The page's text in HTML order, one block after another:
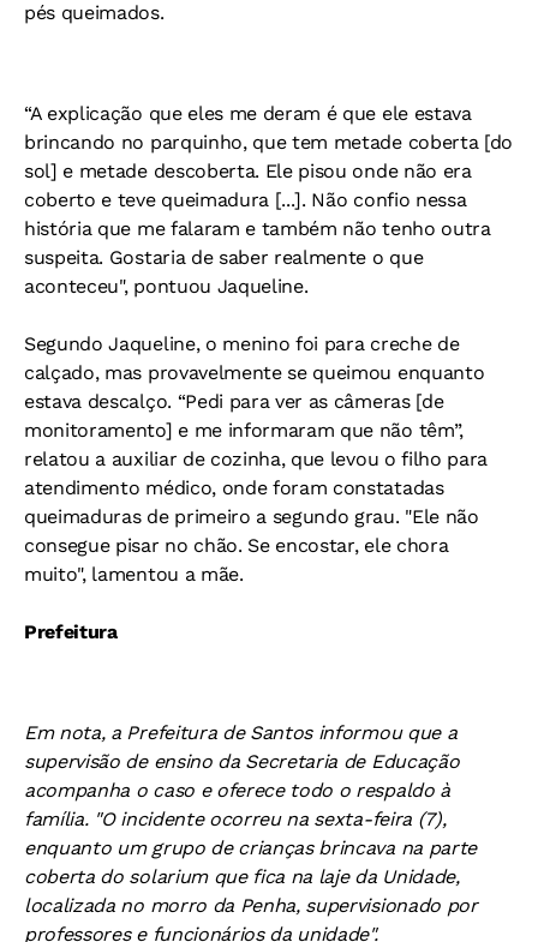
pés queimados.
“A explicação que eles me deram é que ele estava
brincando no parquinho, que tem metade coberta [do
sol] e metade descoberta. Ele pisou onde não era
coberto e teve queimadura [...]. Não confio nessa
história que me falaram e também não tenho outra
suspeita. Gostaria de saber realmente o que
aconteceu", pontuou Jaqueline.
Segundo Jaqueline, o menino foi para creche de
calçado, mas provavelmente se queimou enquanto
estava descalço. “Pedi para ver as câmeras [de
monitoramento] e me informaram que não têm”,
relatou a auxiliar de cozinha, que levou o filho para
atendimento médico, onde foram constatadas
queimaduras de primeiro a segundo grau. "Ele não
consegue pisar no chão. Se encostar, ele chora
muito", lamentou a mãe.
Prefeitura
Em nota, a Prefeitura de Santos informou que a
supervisão de ensino da Secretaria de Educação
acompanha o caso e oferece todo o respaldo à
família. "O incidente ocorreu na sexta-feira (7),
enquanto um grupo de crianças brincava na parte
coberta do solarium que fica na laje da Unidade,
localizada no morro da Penha, supervisionado por
professores e funcionários da unidade".